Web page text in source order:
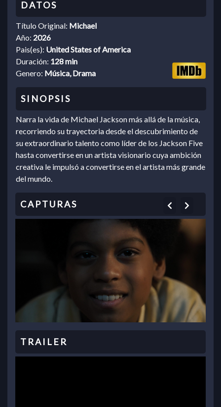
Título Original: Michael
Año: 2026
Pais(es): United States of America
Duración: 128 min
Genero: Música, Drama
Narra la vida de Michael Jackson más allá de la música,
recorriendo su trayectoria desde el descubrimiento de
su extraordinario talento como líder de los Jackson Five
hasta convertirse en un artista visionario cuya ambición
creativa le impulsó a convertirse en el artista más grande
del mundo.
Previous